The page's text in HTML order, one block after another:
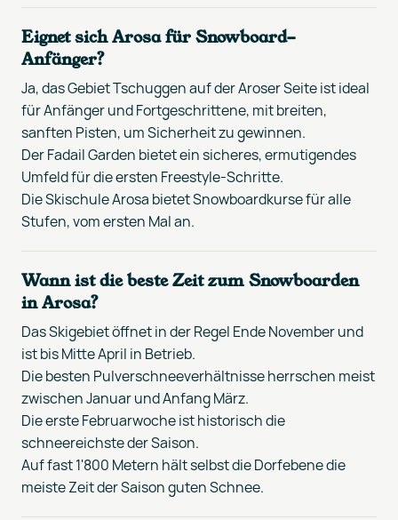
Eignet sich Arosa für Snowboard-
Anfänger?
Ja, das Gebiet Tschuggen auf der Aroser Seite ist ideal
für Anfänger und Fortgeschrittene, mit breiten,
sanften Pisten, um Sicherheit zu gewinnen.
Der Fadail Garden bietet ein sicheres, ermutigendes
Umfeld für die ersten Freestyle-Schritte.
Die Skischule Arosa bietet Snowboardkurse für alle
Stufen, vom ersten Mal an.
Wann ist die beste Zeit zum Snowboarden
in Arosa?
Das Skigebiet öffnet in der Regel Ende November und
ist bis Mitte April in Betrieb.
Die besten Pulverschneeverhältnisse herrschen meist
zwischen Januar und Anfang März.
Die erste Februarwoche ist historisch die
schneereichste der Saison.
Auf fast 1'800 Metern hält selbst die Dorfebene die
meiste Zeit der Saison guten Schnee.